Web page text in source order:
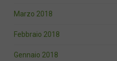
Marzo 2018
Febbraio 2018
Gennaio 2018